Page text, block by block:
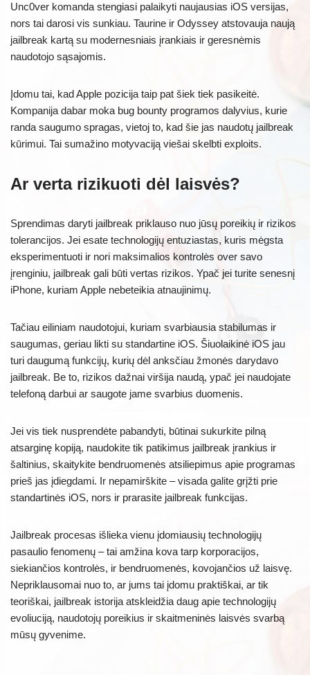
Unc0ver komanda stengiasi palaikyti naujausias iOS versijas,
nors tai darosi vis sunkiau. Taurine ir Odyssey atstovauja naują
jailbreak kartą su modernesniais įrankiais ir geresnėmis
naudotojo sąsajomis.
Įdomu tai, kad Apple pozicija taip pat šiek tiek pasikeitė.
Kompanija dabar moka bug bounty programos dalyvius, kurie
randa saugumo spragas, vietoj to, kad šie jas naudotų jailbreak
kūrimui. Tai sumažino motyvaciją viešai skelbti exploits.
Ar verta rizikuoti dėl laisvės?
Sprendimas daryti jailbreak priklauso nuo jūsų poreikių ir rizikos
tolerancijos. Jei esate technologijų entuziastas, kuris mėgsta
eksperimentuoti ir nori maksimalios kontrolės over savo
įrenginiu, jailbreak gali būti vertas rizikos. Ypač jei turite senesnį
iPhone, kuriam Apple nebeteikia atnaujinimų.
Tačiau eiliniam naudotojui, kuriam svarbiausia stabilumas ir
saugumas, geriau likti su standartine iOS. Šiuolaikinė iOS jau
turi daugumą funkcijų, kurių dėl anksčiau žmonės darydavo
jailbreak. Be to, rizikos dažnai viršija naudą, ypač jei naudojate
telefoną darbui ar saugote jame svarbius duomenis.
Jei vis tiek nusprendėte pabandyti, būtinai sukurkite pilną
atsarginę kopiją, naudokite tik patikimus jailbreak įrankius ir
šaltinius, skaitykite bendruomenės atsiliepimus apie programas
prieš jas įdiegdami. Ir nepamirškite – visada galite grįžti prie
standartinės iOS, nors ir prarasite jailbreak funkcijas.
Jailbreak procesas išlieka vienu įdomiausių technologijų
pasaulio fenomenų – tai amžina kova tarp korporacijos,
siekiančios kontrolės, ir bendruomenės, kovojančios už laisvę.
Nepriklausomai nuo to, ar jums tai įdomu praktiškai, ar tik
teoriškai, jailbreak istorija atskleidžia daug apie technologijų
evoliuciją, naudotojų poreikius ir skaitmeninės laisvės svarbą
mūsų gyvenime.